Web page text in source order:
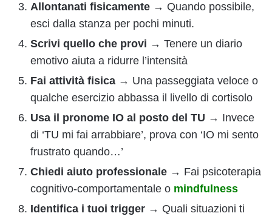
Allontanati fisicamente → Quando possibile,
esci dalla stanza per pochi minuti.
Scrivi quello che provi → Tenere un diario
emotivo aiuta a ridurre l’intensità
Fai attività fisica → Una passeggiata veloce o
qualche esercizio abbassa il livello di cortisolo
Usa il pronome IO al posto del TU → Invece
di ‘TU mi fai arrabbiare’, prova con ‘IO mi sento
frustrato quando…’
Chiedi aiuto professionale → Fai psicoterapia
cognitivo-comportamentale o mindfulness
Identifica i tuoi trigger → Quali situazioni ti